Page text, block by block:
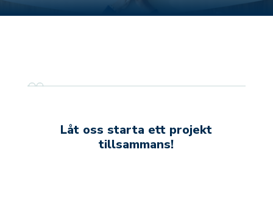
Låt oss starta ett projekt
tillsammans!